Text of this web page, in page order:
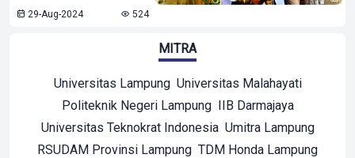
29-Aug-2024 524
MITRA
Universitas Lampung Universitas Malahayati
Politeknik Negeri Lampung IIB Darmajaya
Universitas Teknokrat Indonesia Umitra Lampung
RSUDAM Provinsi Lampung TDM Honda Lampung